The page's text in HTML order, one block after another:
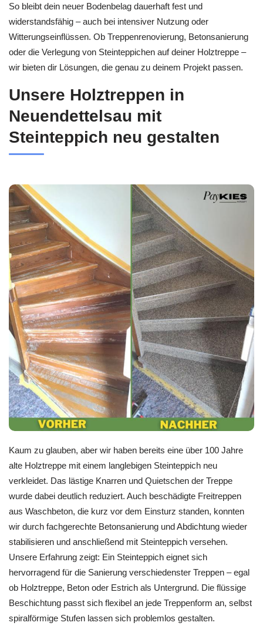
So bleibt dein neuer Bodenbelag dauerhaft fest und
widerstandsfähig – auch bei intensiver Nutzung oder
Witterungseinflüssen. Ob Treppenrenovierung, Betonsanierung
oder die Verlegung von Steinteppichen auf deiner Holztreppe –
wir bieten dir Lösungen, die genau zu deinem Projekt passen.
Unsere Holztreppen in
Neuendettelsau mit
Steinteppich neu gestalten
Kaum zu glauben, aber wir haben bereits eine über 100 Jahre
alte Holztreppe mit einem langlebigen Steinteppich neu
verkleidet. Das lästige Knarren und Quietschen der Treppe
wurde dabei deutlich reduziert. Auch beschädigte Freitreppen
aus Waschbeton, die kurz vor dem Einsturz standen, konnten
wir durch fachgerechte Betonsanierung und Abdichtung wieder
stabilisieren und anschließend mit Steinteppich versehen.
Unsere Erfahrung zeigt: Ein Steinteppich eignet sich
hervorragend für die Sanierung verschiedenster Treppen – egal
ob Holztreppe, Beton oder Estrich als Untergrund. Die flüssige
Beschichtung passt sich flexibel an jede Treppenform an, selbst
spiralförmige Stufen lassen sich problemlos gestalten.